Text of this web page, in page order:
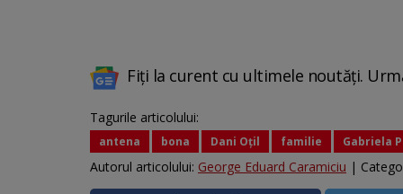
Fiți la curent cu ultimele noutăți.
Tagurile articolului:
antena bona Dani Oțil familie Gabriela
Autorul articolului: George Eduard Caramiciu |